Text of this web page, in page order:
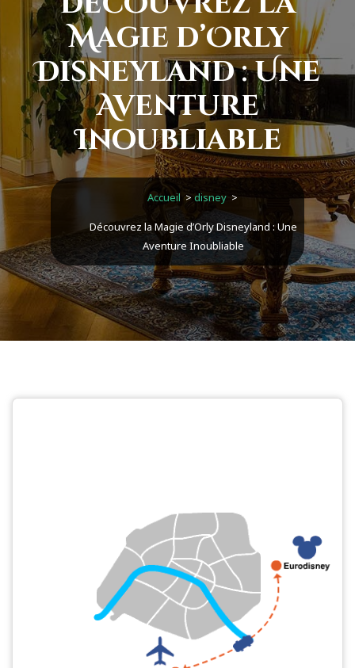
Magie d’Orly
Disneyland : Une
Aventure
Inoubliable
Accueil > disney>
Découvrez la Magie d’Orly Disneyland : Une
Aventure Inoubliable